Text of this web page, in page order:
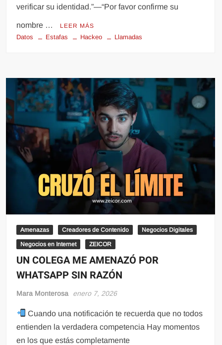
verificar su identidad.”—“Por favor confirme su
nombre … LEER MÁS
Datos Estafas Hackeo Llamadas
Amenazas Creadores de Contenido Negocios Digitales
Negocios en Internet ZEICOR
UN COLEGA ME AMENAZÓ POR
WHATSAPP SIN RAZÓN
Mara Monterosa enero 7, 2026
Cuando una notificación te recuerda que no todos
entienden la verdadera competencia Hay momentos
en los que estás completamente